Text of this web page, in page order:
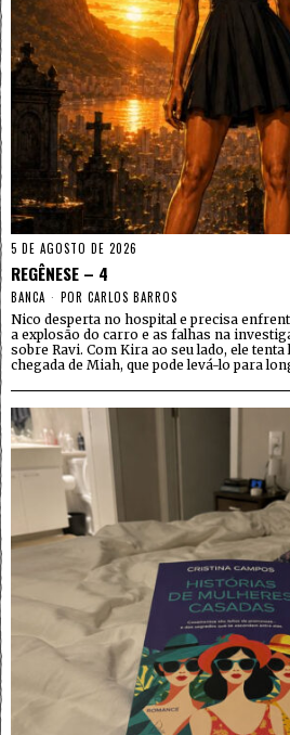
5 DE AGOSTO DE 2026
REGÊNESE – 4
BANCA POR CARLOS BARROS
Nico desperta no hospital e precisa
a explosão do carro e as falhas na
sobre Ravi. Com Kira ao seu lado, ele
chegada de Miah, que pode levá-lo para